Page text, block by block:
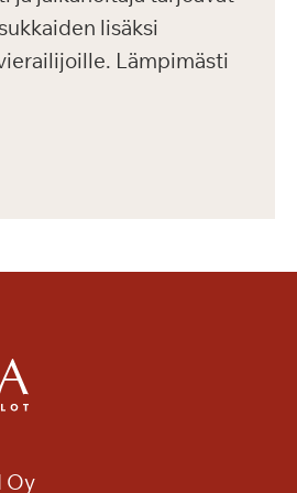
lisäksi
Lämpimästi
Oy